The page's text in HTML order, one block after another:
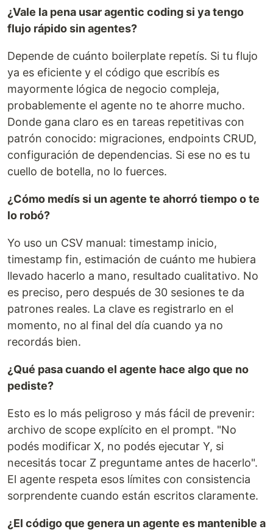
¿Vale la pena usar agentic coding si ya tengo
flujo rápido sin agentes?
Depende de cuánto boilerplate repetís. Si tu flujo
ya es eficiente y el código que escribís es
mayormente lógica de negocio compleja,
probablemente el agente no te ahorre mucho.
Donde gana claro es en tareas repetitivas con
patrón conocido: migraciones, endpoints CRUD,
configuración de dependencias. Si ese no es tu
cuello de botella, no lo fuerces.
¿Cómo medís si un agente te ahorró tiempo o te
lo robó?
Yo uso un CSV manual: timestamp inicio,
timestamp fin, estimación de cuánto me hubiera
llevado hacerlo a mano, resultado cualitativo. No
es preciso, pero después de 30 sesiones te da
patrones reales. La clave es registrarlo en el
momento, no al final del día cuando ya no
recordás bien.
¿Qué pasa cuando el agente hace algo que no
pediste?
Esto es lo más peligroso y más fácil de prevenir:
archivo de scope explícito en el prompt. "No
podés modificar X, no podés ejecutar Y, si
necesitás tocar Z preguntame antes de hacerlo".
El agente respeta esos límites con consistencia
sorprendente cuando están escritos claramente.
¿El código que genera un agente es mantenible a